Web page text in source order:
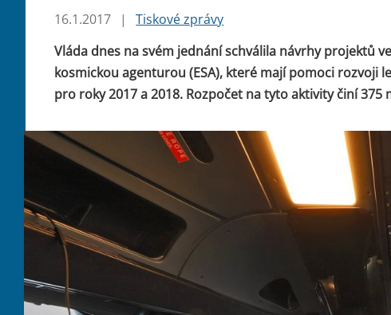
16.1.2017 |
Tiskové zprávy
Vláda dnes na svém jednání schválila návrhy projektů
kosmickou agenturou (ESA), které mají pomoci rozvoji
pro roky 2017 a 2018. Rozpočet na tyto aktivity činí 375